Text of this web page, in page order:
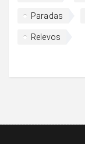
Paradas
Relevos